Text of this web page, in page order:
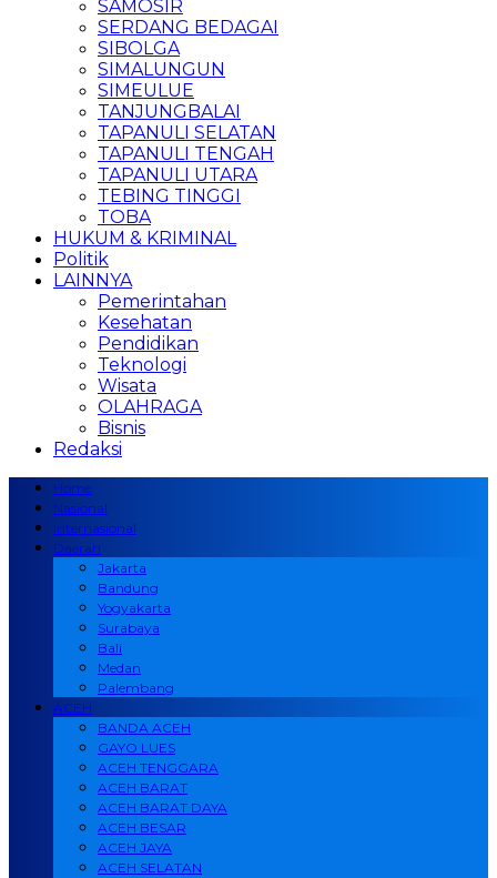
SAMOSIR
SERDANG BEDAGAI
SIBOLGA
SIMALUNGUN
SIMEULUE
TANJUNGBALAI
TAPANULI SELATAN
TAPANULI TENGAH
TAPANULI UTARA
TEBING TINGGI
TOBA
HUKUM & KRIMINAL
Politik
LAINNYA
Pemerintahan
Kesehatan
Pendidikan
Teknologi
Wisata
OLAHRAGA
Bisnis
Redaksi
Home
Nasional
Internasional
Daerah
Jakarta
Bandung
Yogyakarta
Surabaya
Bali
Medan
Palembang
ACEH
BANDA ACEH
GAYO LUES
ACEH TENGGARA
ACEH BARAT
ACEH BARAT DAYA
ACEH BESAR
ACEH JAYA
ACEH SELATAN